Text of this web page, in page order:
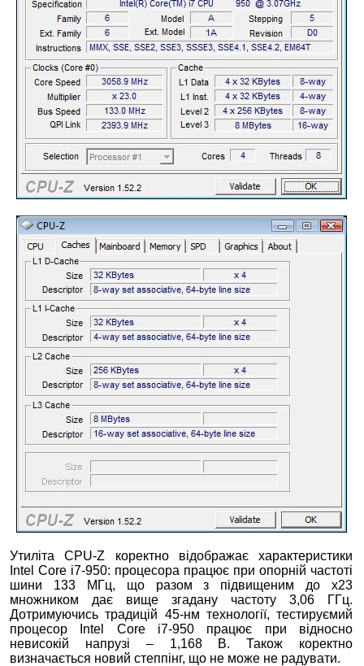
Утиліта CPU-Z коректно відображає характеристики
Intel Core i7-950: процесора працює при опорній частоті
шини 133 МГц, що разом з підвищеним до х23
множником дає вище згадану частоту 3,06 ГГц.
Дотримуючись традицій 45-нм технології, тестируємий
процесор Intel Core i7-950 працює при відносно
невисокій напрузі – 1,168 В. Також коректно
визначається новий степпінг, що не може не радувати.